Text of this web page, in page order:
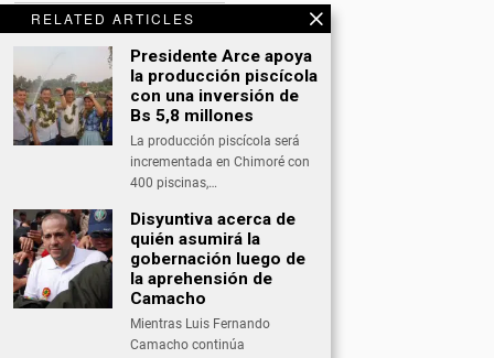
RELATED ARTICLES
Presidente Arce apoya
la producción piscícola
con una inversión de
Bs 5,8 millones
La producción piscícola será
incrementada en Chimoré con
400 piscinas,…
Disyuntiva acerca de
quién asumirá la
gobernación luego de
la aprehensión de
Camacho
Mientras Luis Fernando
Camacho continúa
BITCOIN NEWS
CULTURA
DATING
DEPORTES
INTERNACIONAL
NACIONAL
OPINIÓN